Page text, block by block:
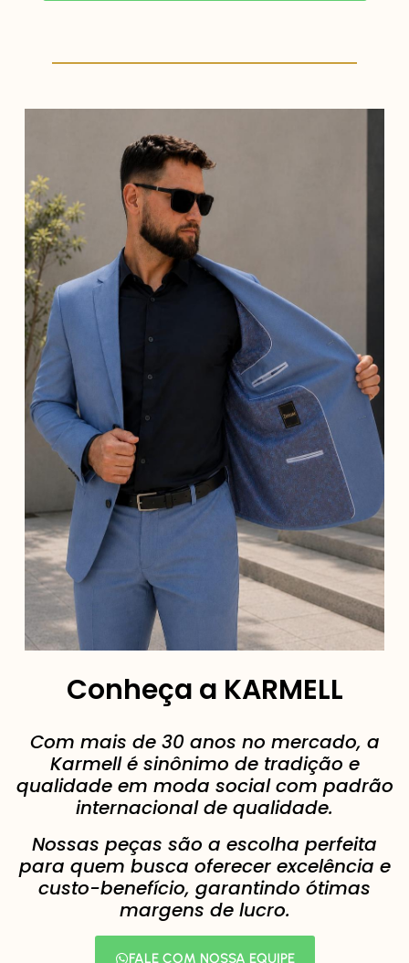
Conheça a KARMELL
Com mais de 30 anos no mercado, a
Karmell é sinônimo de tradição e
qualidade em moda social com padrão
internacional de qualidade.
Nossas peças são a escolha perfeita
para quem busca oferecer excelência e
custo-benefício, garantindo ótimas
margens de lucro.
FALE COM NOSSA EQUIPE